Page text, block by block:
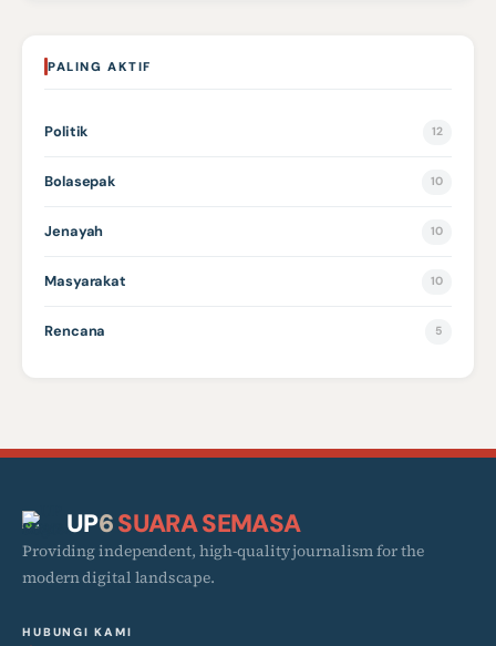
PALING AKTIF
Politik 12
Bolasepak 10
Jenayah 10
Masyarakat 10
Rencana 5
UP6SUARA SEMASA
Providing independent, high-quality journalism for the
modern digital landscape.
HUBUNGI KAMI